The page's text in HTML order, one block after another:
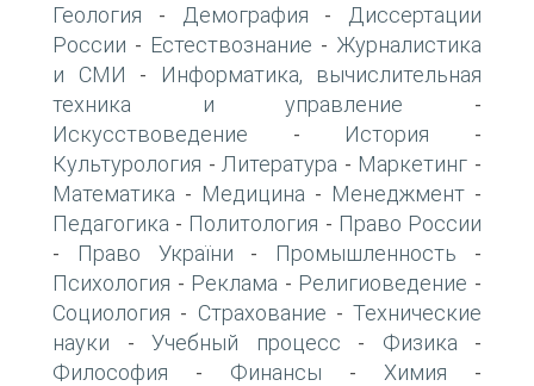
Геология - Демография -
Диссертации
России - Естествознание - Журналистика
и СМИ -
Информатика, вычислительная
техника и управление -
Искусствоведение - История -
Культурология - Литература - Маркетинг -
Математика - Медицина - Менеджмент -
Педагогика - Политология - Право России
- Право України - Промышленность -
Психология - Реклама - Религиоведение -
Социология - Страхование - Технические
науки - Учебный процесс - Физика -
Философия - Финансы - Химия -